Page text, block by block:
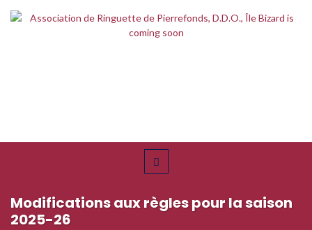
Modifications aux règles pour la saison
2025-26